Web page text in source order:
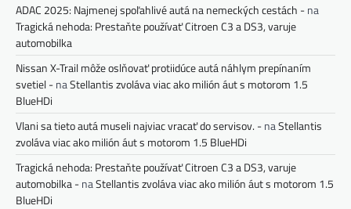
ADAC 2025: Najmenej spoľahlivé autá na nemeckých cestách -na
Tragická nehoda: Prestaňte používať Citroen C3 a DS3, varuje
automobilka
Nissan X-Trail môže oslňovať protiidúce autá náhlym prepínaním
svetiel -naStellantis zvoláva viac ako milión áut s motorom 1.5
BlueHDi
Vlani sa tieto autá museli najviac vracať do servisov. -naStellantis
zvoláva viac ako milión áut s motorom 1.5 BlueHDi
Tragická nehoda: Prestaňte používať Citroen C3 a DS3, varuje
automobilka -naStellantis zvoláva viac ako milión áut s motorom 1.5
BlueHDi